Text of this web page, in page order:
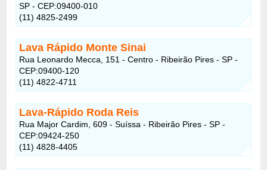
SP - CEP:09400-010
(11) 4825-2499
Lava Rápido Monte Sinai
Rua Leonardo Mecca, 151 - Centro - Ribeirão Pires - SP -
CEP:09400-120
(11) 4822-4711
Lava-Rápido Roda Reis
Rua Major Cardim, 609 - Suíssa - Ribeirão Pires - SP -
CEP:09424-250
(11) 4828-4405